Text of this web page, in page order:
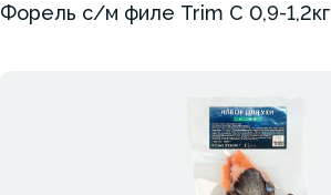
Форель с/м филе Trim C 0,9-1,2кг